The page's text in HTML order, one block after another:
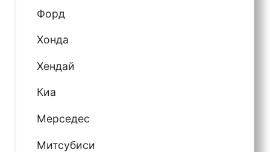
Форд
Хонда
Хендай
Киа
Мерседес
Митсубиси